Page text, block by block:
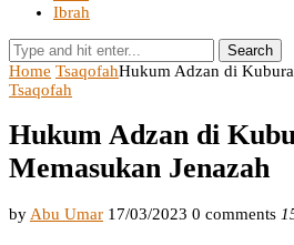
Ibrah
Search
Home TsaqofahHukum Adzan di
Tsaqofah
Hukum Adzan di
Memasukan Jenazah
by Abu Umar 17/03/2023 0 comments